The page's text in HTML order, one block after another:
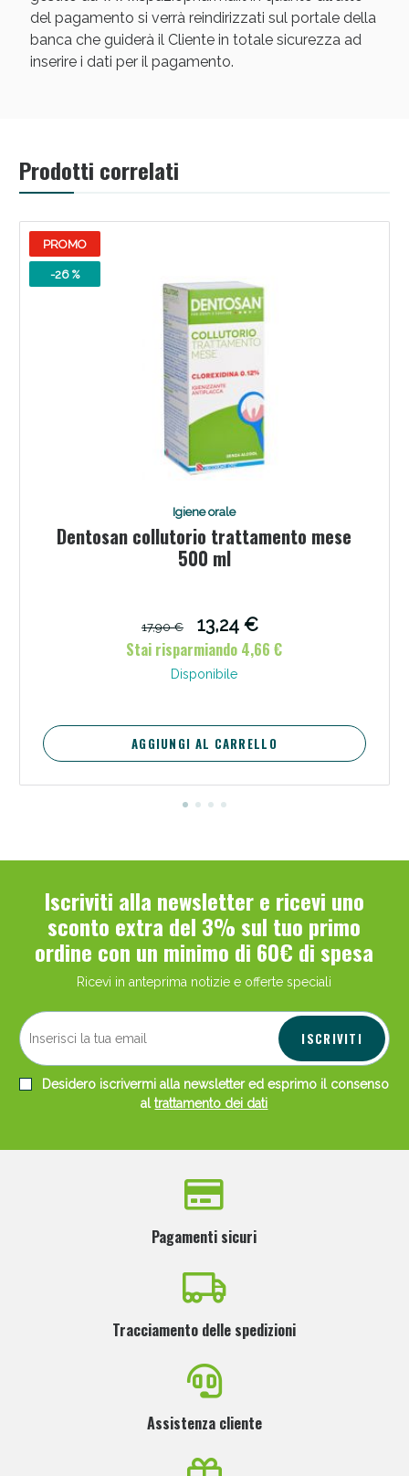
del pagamento si verrà reindirizzati sul portale della
banca che guiderà il Cliente in totale sicurezza ad
inserire i dati per il pagamento.
Prodotti correlati
PROMO
-26 %
Igiene orale
Dentosan collutorio trattamento mese
500 ml
17,90 €
13,24 €
Stai risparmiando 4,66 €
Disponibile
AGGIUNGI AL CARRELLO
Iscriviti alla newsletter e ricevi uno
sconto extra del 3% sul tuo primo
ordine con un minimo di 60€ di spesa
Ricevi in anteprima notizie e offerte speciali
ISCRIVITI
Desidero iscrivermi alla newsletter ed esprimo il consenso
altrattamento dei dati
Pagamenti sicuri
Tracciamento delle spedizioni
Assistenza cliente